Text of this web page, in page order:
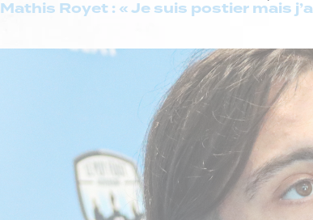
Mathis Royet : « Je suis postier mais